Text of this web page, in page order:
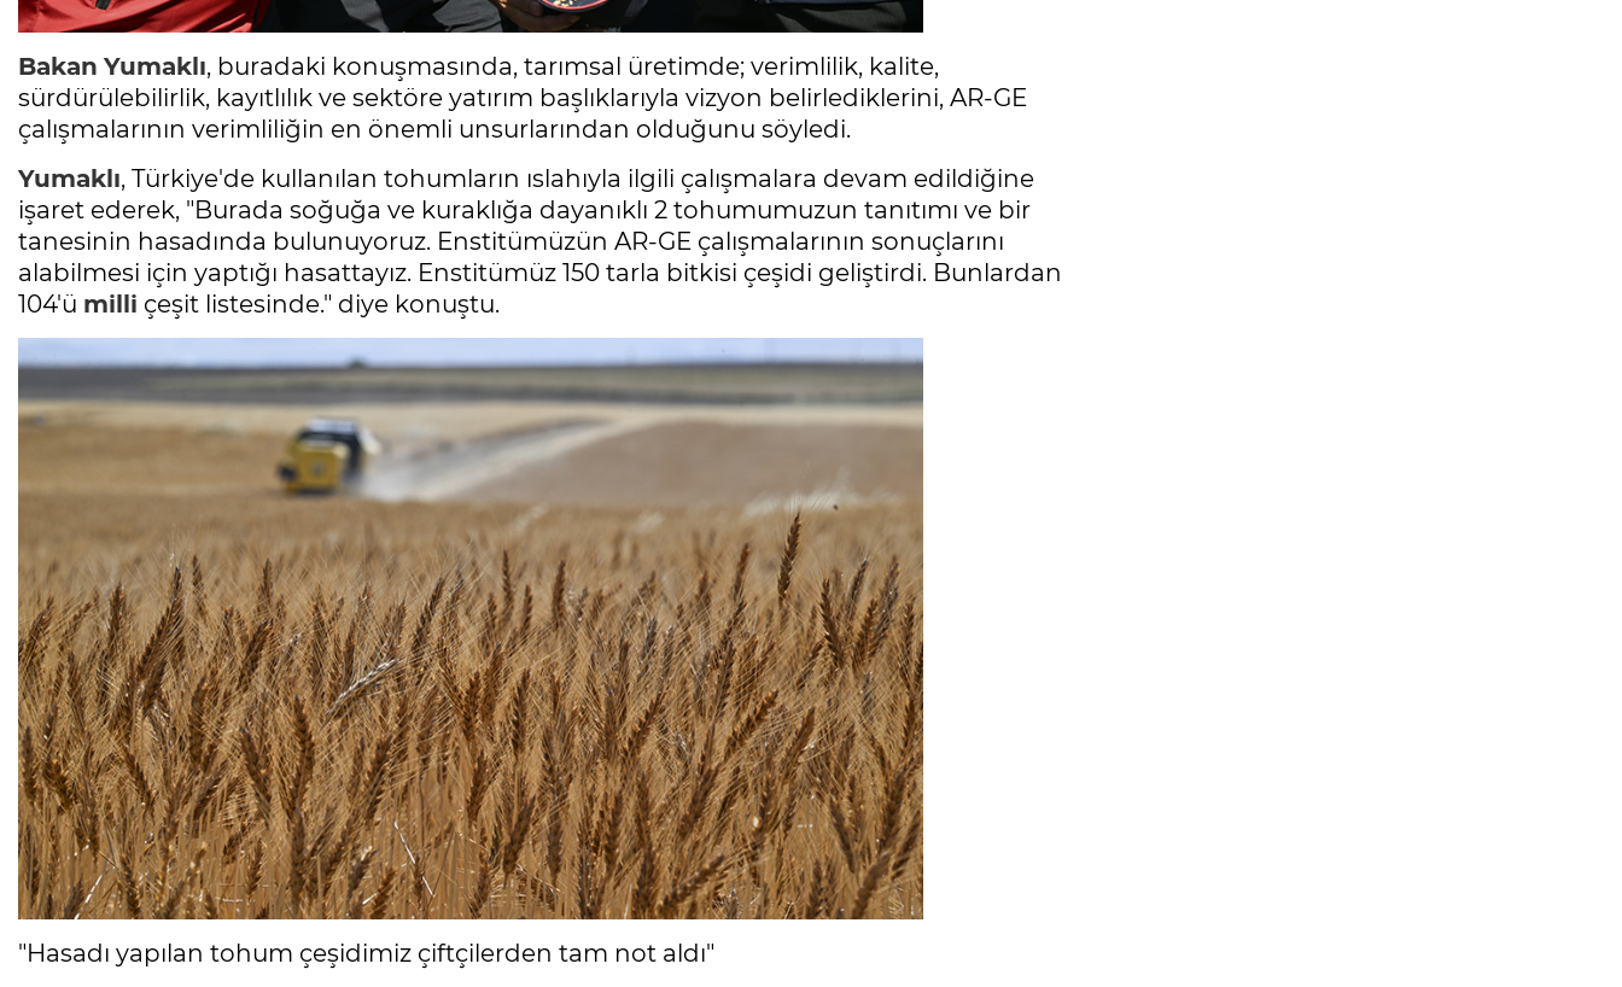
Bakan Yumaklı, buradaki konuşmasında, tarımsal üretimde; verimlilik, kalite,
sürdürülebilirlik, kayıtlılık ve sektöre yatırım başlıklarıyla vizyon belirlediklerini, AR-GE
çalışmalarının verimliliğin en önemli unsurlarından olduğunu söyledi.
Yumaklı, Türkiye'de kullanılan tohumların ıslahıyla ilgili çalışmalara devam edildiğine
işaret ederek, "Burada soğuğa ve kuraklığa dayanıklı 2 tohumumuzun tanıtımı ve bir
tanesinin hasadında bulunuyoruz. Enstitümüzün AR-GE çalışmalarının sonuçlarını
alabilmesi için yaptığı hasattayız. Enstitümüz 150 tarla bitkisi çeşidi geliştirdi. Bunlardan
104'ü milli çeşit listesinde." diye konuştu.
"Hasadı yapılan tohum çeşidimiz çiftçilerden tam not aldı"